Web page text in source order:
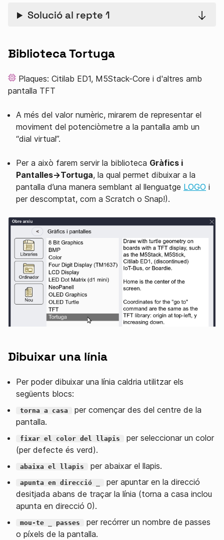
Solució al repte 1
Biblioteca Tortuga
Plaques: Citilab ED1, M5Stack-Core i d'altres amb
pantalla TFT
A més del valor numèric, mirarem de representar el
moviment del potenciòmetre a la pantalla amb un
“dial virtual”.
Per a això farem servir la biblioteca Gràfics i
Pantalles→Tortuga, la qual permet dibuixar a la
pantalla d’una manera semblant al llenguatge LOGO i
per descomptat, com a Scratch o Snap!).
Dibuixar una línia
Per poder dibuixar una línia caldria utilitzar els
següents blocs:
torna a casa
per començar des del centre de la
pantalla.
fixar el color del llapis
per seleccionar un color
(per defecte és verd).
abaixa el llapis per abaixar el llapis.
apunta en direcció _
per apuntar en la direcció
desitjada abans de traçar la línia (torna a casa inclou
apunta en direcció 0).
mou-te _ passes
per recórrer un nombre de passes
o píxels de la pantalla.